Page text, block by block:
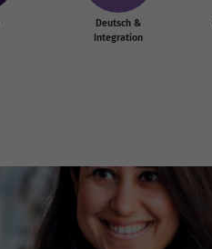
Deutsch &
Integration